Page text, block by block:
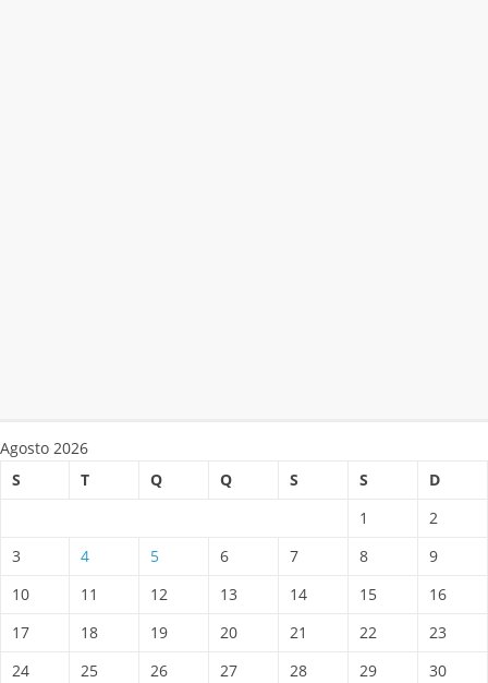
Agosto 2026
S
T Q Q S S
D
1
2
3
4 5 6 7 8
9
10
11 12 13 14 15
16
17
18 19 20 21 22
23
24
25 26 27 28 29
30